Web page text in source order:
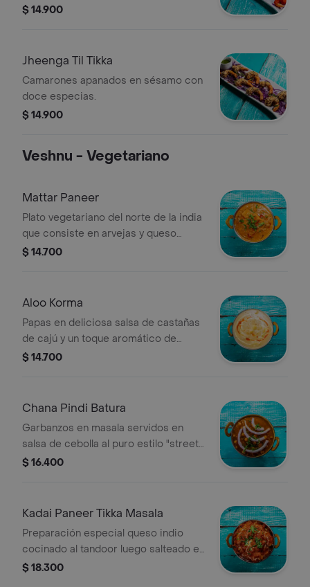
picante y ácido.
$ 14.900
Jheenga Til Tikka
Camarones apanados en sésamo con
doce especias.
$ 14.900
Veshnu - Vegetariano
Mattar Paneer
Plato vegetariano del norte de la india
que consiste en arvejas y queso
hecho en casa. (contiene frutos
$ 14.700
Aloo Korma
Papas en deliciosa salsa de castañas
de cajú y un toque aromático de
cardamomo. (contiene frutos secos)
$ 14.700
Chana Pindi Batura
Garbanzos en masala servidos en
salsa de cebolla al puro estilo "street
food" con bhatura (masa frita).
$ 16.400
Kadai Paneer Tikka Masala
Preparación especial queso indio
cocinado al tandoor luego salteado en
una salsa de tomate, cebolla y
$ 18.300